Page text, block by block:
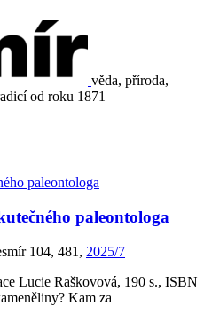
věda, příroda,
od roku 1871
paleontologa
104, 481, 2025/7
Lucie Raškovová, 190 s., ISBN
Kam za